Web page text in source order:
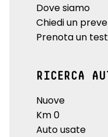
Dove siamo
Chiedi un
Prenota un
RICERCA
Nuove
Km 0
Auto usate